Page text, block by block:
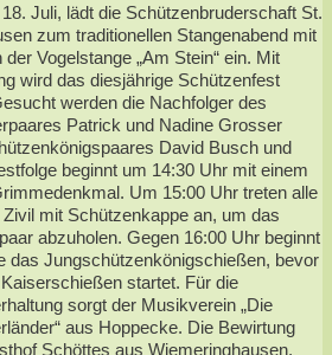
Juli, lädt die Schützenbruderschaft St.
zum traditionellen Stangenabend mit
Vogelstange „Am Stein“ ein. Mit
wird das diesjährige Schützenfest
werden die Nachfolger des
Patrick und Nadine Grosser
David Busch und
beginnt um 14:30 Uhr mit einem
Um 15:00 Uhr treten alle
mit Schützenkappe an, um das
abzuholen. Gegen 16:00 Uhr beginnt
das Jungschützenkönigschießen, bevor
startet. Für die
sorgt der Musikverein „Die
aus Hoppecke. Die Bewirtung
Schöttes aus Wiemeringhausen.